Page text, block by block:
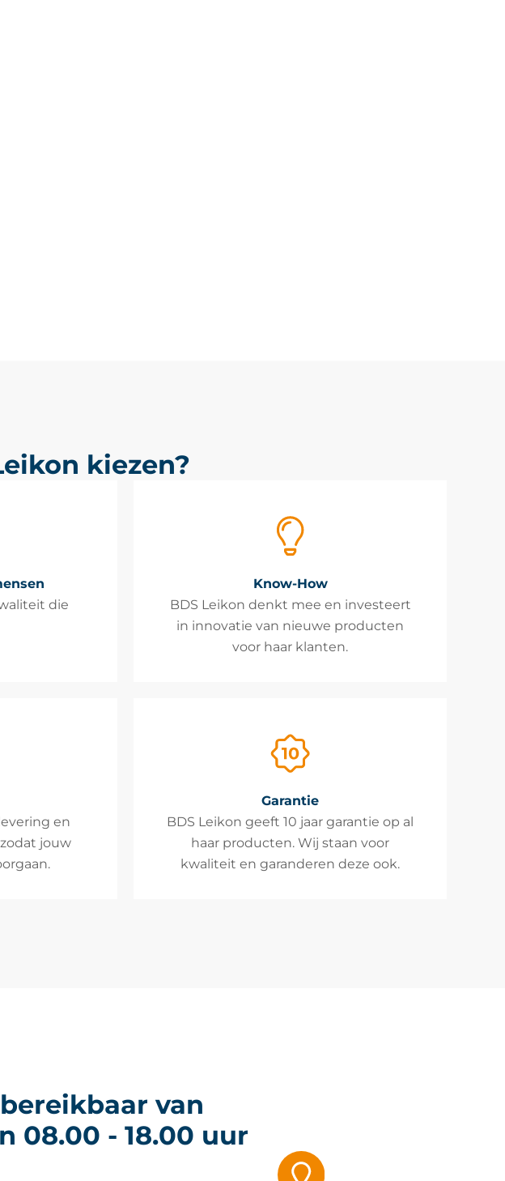
kiezen?
die
Know-How
BDS Leikon denkt mee en investeert
in innovatie van nieuwe producten
voor haar klanten.
en
jouw
Garantie
BDS Leikon geeft 10 jaar garantie op al
haar producten. Wij staan voor
kwaliteit en garanderen deze ook.
van
08.00 - 18.00 uur